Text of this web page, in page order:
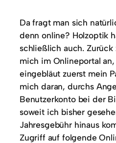
Da fragt man sich
denn online? Holzoptik
schließlich auch.
mich im Onlineportal
eingebläut zuerst mein
mich daran, durchs
Benutzerkonto bei der
soweit ich bisher
Jahresgebühr hinaus
Zugriff auf folgende